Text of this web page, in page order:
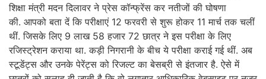
शिक्षा मंत्री मदन दिलावर ने प्रेस कॉन्फ्रेंस कर नतीजों की घोषणा
की. आपको बता दें कि परीक्षाएं 12 फरवरी से शुरू होकर 11 मार्च तक चलीं
थीं. जिसके लिए 9 लाख 58 हजार 72 छात्र ने इस परीक्षा के लिए
रजिस्ट्रेशन कराया था. कड़ी निगरानी के बीच ये परीक्षा कराई गई थीं. अब
स्टूडेंट्स और उनके पेरेंट्स को रिजल्ट का बेसब्री से इंतजार है. ऐसे में